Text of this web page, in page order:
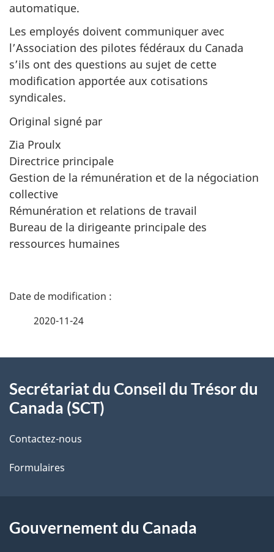
automatique.
Les employés doivent communiquer avec
l’Association des pilotes fédéraux du Canada
s’ils ont des questions au sujet de cette
modification apportée aux cotisations
syndicales.
Original signé par
Zia Proulx
Directrice principale
Gestion de la rémunération et de la négociation
collective
Rémunération et relations de travail
Bureau de la dirigeante principale des
ressources humaines
D
i
s
d
l
2020-11-24
propos
de
ce
site
Secrétariat du Conseil du Trésor du
Canada (SCT)
Contactez-nous
Formulaires
Gouvernement du Canada